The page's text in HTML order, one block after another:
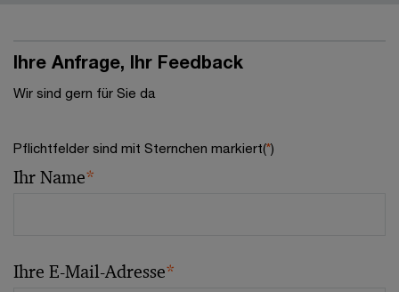
Ihre Anfrage, Ihr Feedback
Wir sind gern für Sie da
Pflichtfelder sind mit Sternchen markiert(*)
Ihr Name*
Ihre E-Mail-Adresse*